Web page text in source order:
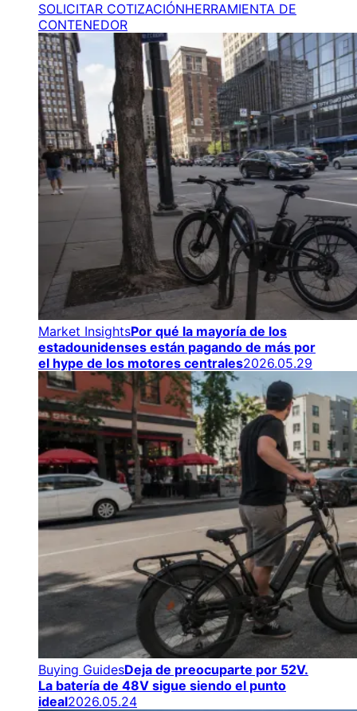
SOLICITAR COTIZACIÓNHERRAMIENTA DE
CONTENEDOR
Market InsightsPor qué la mayoría de los
estadounidenses están pagando de más por
el hype de los motores centrales2026.05.29
Buying GuidesDeja de preocuparte por 52V.
La batería de 48V sigue siendo el punto
ideal2026.05.24